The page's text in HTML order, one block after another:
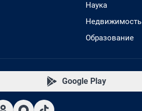
Наука
Недвижимость
Образование
Google Play